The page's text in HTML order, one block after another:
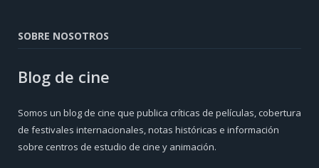
SOBRE NOSOTROS
Blog de cine
Somos un blog de cine que publica críticas de películas, cobertura
de festivales internacionales, notas históricas e información
sobre centros de estudio de cine y animación.